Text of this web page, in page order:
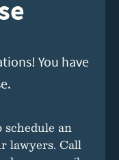
You have
schedule an
lawyers. Call